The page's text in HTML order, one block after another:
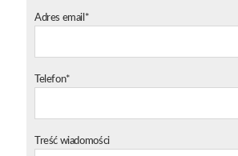
Adres email*
Telefon*
Treść wiadomości